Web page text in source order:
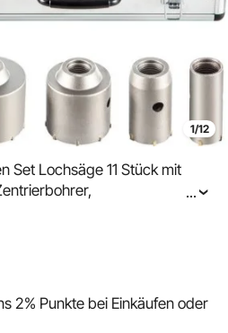
1/12
Set Lochsäge 11 Stück mit
Kronenbohrer für
...
2% Punkte bei Einkäufen oder